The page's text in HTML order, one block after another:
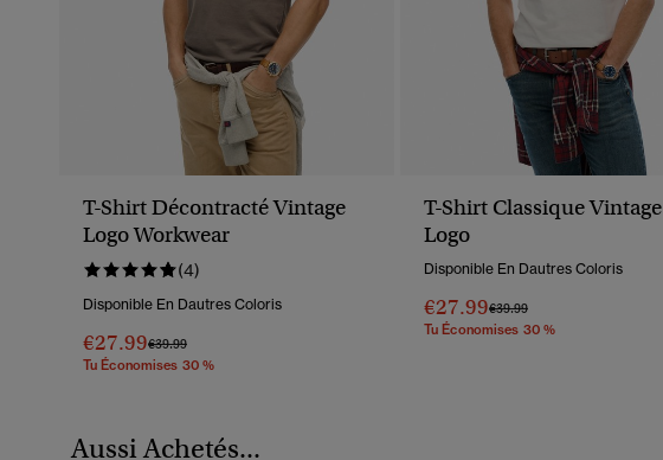
T-Shirt Décontracté Vintage
Logo Workwear
(4)
Disponible En Dautres Coloris
€27.99Prix Réduit De
€39.99À
Tu Économises 30 %
T-Shirt Classique Vintage
Logo
Disponible En Dautres Coloris
€27.99Prix Réduit De
€39.99À
Tu Économises 30 %
Aussi Achetés...